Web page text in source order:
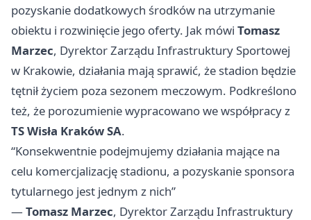
pozyskanie dodatkowych środków na utrzymanie
obiektu i rozwinięcie jego oferty. Jak mówi Tomasz
Marzec, Dyrektor Zarządu Infrastruktury Sportowej
w Krakowie, działania mają sprawić, że stadion będzie
tętnił życiem poza sezonem meczowym. Podkreślono
też, że porozumienie wypracowano we współpracy z
TS Wisła Kraków SA.
“Konsekwentnie podejmujemy działania mające na
celu komercjalizację stadionu, a pozyskanie sponsora
tytularnego jest jednym z nich”
— Tomasz Marzec, Dyrektor Zarządu Infrastruktury